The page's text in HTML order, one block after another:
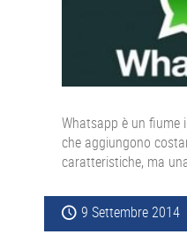
Whatsapp è un fiume
che aggiungono
caratteristiche, ma
9 Settembre 2014